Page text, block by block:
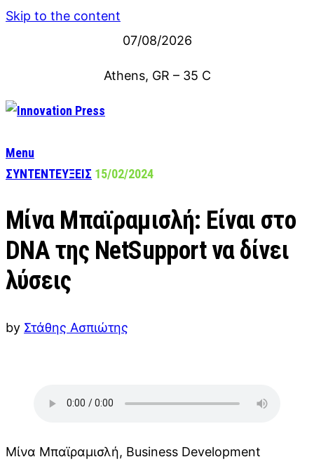
Skip to the content
07/08/2026
Athens, GR – 35 C
Menu
ΣΥΝΤΕΝΤΕΥΞΕΙΣ 15/02/2024
Μίνα Μπαϊραμισλή: Είναι στο
DNA της NetSupport να δίνει
λύσεις
by Στάθης Ασπιώτης
Μίνα Μπαϊραμισλή, Business Development